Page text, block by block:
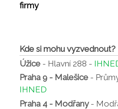
firmy
Kde si mohu vyzvednout?
Úžice - Hlavní 288 -
Praha 9 - Malešice -
IHNED
Praha 4 - Modřany-